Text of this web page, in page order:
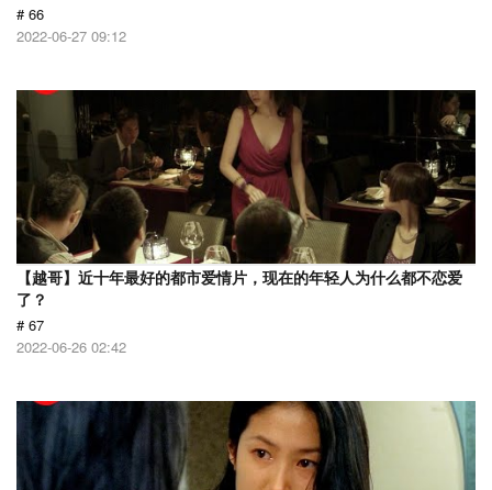
# 66
2022-06-27 09:12
【越哥】近十年最好的都市爱情片，现在的年轻人为什么都不恋爱
了？
# 67
2022-06-26 02:42